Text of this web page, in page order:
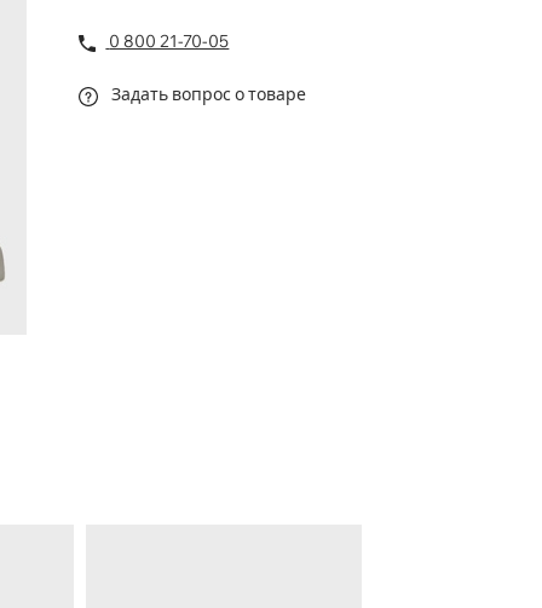
0 800 21-70-05
Задать вопрос о товаре